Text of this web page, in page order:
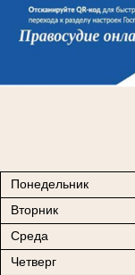
Понедельник
Вторник
Среда
Четверг